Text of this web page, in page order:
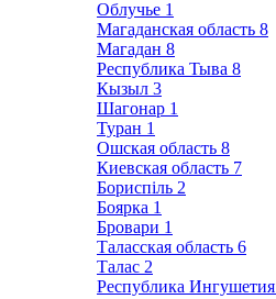
Облучье 1
Магаданская область 8
Магадан 8
Республика Тыва 8
Кызыл 3
Шагонар 1
Туран 1
Ошская область 8
Киевская область 7
Бориспіль 2
Боярка 1
Бровари 1
Таласская область 6
Талас 2
Республика Ингушетия